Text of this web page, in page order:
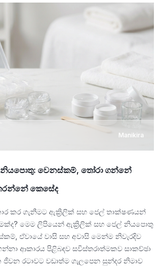
Manikira
වෙනස්කම්, තෝරා ගන්නේ
කෙසේද
කර ගැනීමට ඇක්‍රිලික් සහ ජෙල් තාක්ෂණයන්
මෙම ලිපියෙන් ඇක්‍රිලික් සහ ජෙල් නියපොතු
ඒවායේ වාසි සහ අවාසි මෙන්ම නිවැරදිව
ආකාරය පිළිබඳව සවිස්තරාත්මකව සාකච්ඡා
රටාවට වඩාත්ම ගැලපෙන සුන්දර නිමාව